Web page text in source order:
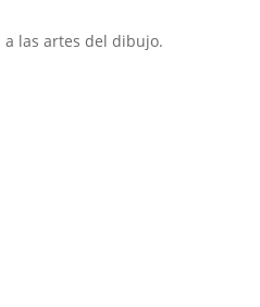
a las artes del dibujo.